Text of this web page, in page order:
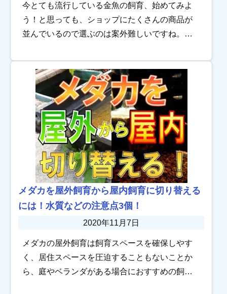
今とても流行している金魚の飼育、始めてみよ
う！と思っても、ショップにたくさんの商品が
並んでいるので選ぶのは案外難しいですね。中
に必須のアイテムというわけではないため、入
れるかどう […]
メダカを屋外飼育から屋内飼育に切り替える
には！水質などの注意点3個！
2020年11月7日
メダカの屋外飼育は飼育スペースを確保しやす
く、居住スペースを圧迫することもないことか
ら、庭やベランダがある場合におすすめの飼育